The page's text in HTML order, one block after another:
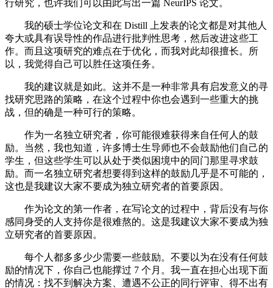
行研究，也许我们可以由此写出一篇 NeurIPS 论文。
我的硕士学位论文和在 Distill 上发表的论文都是对其他人
夸大或具有误导性的作品进行批判性思考，然后改进这些工
作。而且这项研究的难点在于优化，而我对此却很擅长。所
以，我觉得自己可以胜任这项任务。
我的建议就是如此。这并不是一种非常具有启发意义的寻
找研究思路的策略，在这个过程中你也会遇到一些重大的挑
战，但的确是一种可行的策略。
作为一名独立研究者，你可能很难获得来自任何人的鼓
励。当然，我也知道，许多博士生导师也不会鼓励他们自己的
学生，但这些学生可以从处于类似困境中的同门那里寻求鼓
励。而一名独立研究者想要得到这样的鼓励几乎是不可能的，
这也是我建议大家不要成为独立研究者的首要原因。
作为论文的第一作者，在写论文的过程中，背后没有与你
感同身受的人支持你是很难熬的。这是我建议大家不要成为独
立研究者的首要原因。
每个人都多多少少需要一些鼓励。不要以为在没有任何鼓
励的情况下，你自己也能撑过 7 个月。我一直在担心出现下面
的情况：找不到解决方案、遭遇不公正的同行评审、得不出有